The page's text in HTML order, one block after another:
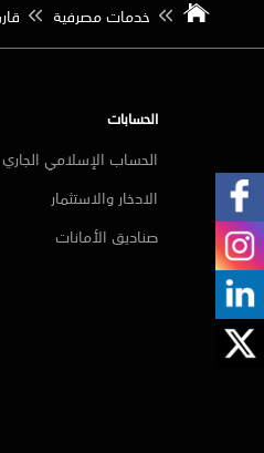
خدمات مصرفية
الحسابات
الحساب الإسلامي الجاري
الادخار والاستثمار
صناديق الأمانات